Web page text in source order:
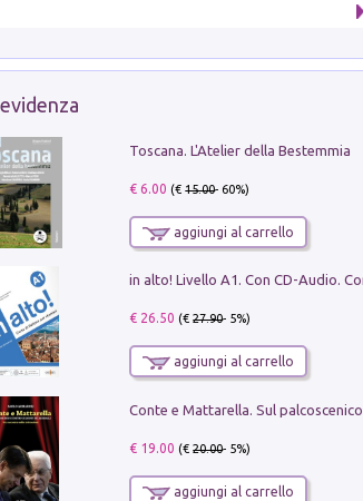
Toscana. L'Atelier della Bestemmia
€ 6.00 (€15.00- 60%)
aggiungi al carrello
€ 26.50 (€27.90- 5%)
aggiungi al carrello
€ 19.00 (€20.00- 5%)
aggiungi al carrello